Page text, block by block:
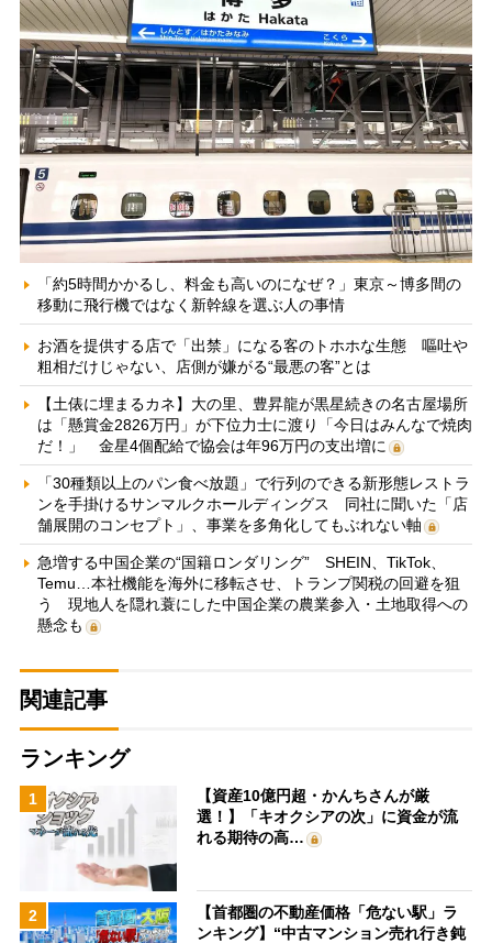
「約5時間かかるし、料金も高いのになぜ？」東京～博多間の
移動に飛行機ではなく新幹線を選ぶ人の事情
お酒を提供する店で「出禁」になる客のトホホな生態 嘔吐や
粗相だけじゃない、店側が嫌がる“最悪の客”とは
【土俵に埋まるカネ】大の里、豊昇龍が黒星続きの名古屋場所
は「懸賞金2826万円」が下位力士に渡り「今日はみんなで焼肉
だ！」 金星4個配給で協会は年96万円の支出増に
「30種類以上のパン食べ放題」で行列のできる新形態レストラ
ンを手掛けるサンマルクホールディングス 同社に聞いた「店
舗展開のコンセプト」、事業を多角化してもぶれない軸
急増する中国企業の“国籍ロンダリング” SHEIN、TikTok、
Temu…本社機能を海外に移転させ、トランプ関税の回避を狙
う 現地人を隠れ蓑にした中国企業の農業参入・土地取得への
懸念も
関連記事
ランキング
1
【資産10億円超・かんちさんが厳
選！】「キオクシアの次」に資金が流
れる期待の高…
2
【首都圏の不動産価格「危ない駅」ラ
ンキング】“中古マンション売れ行き鈍